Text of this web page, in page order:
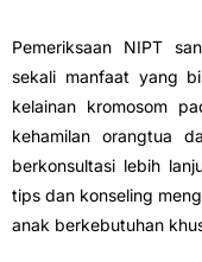
Pemeriksaan NIPT
sekali manfaat yang
kelainan kromosom
kehamilan orangtua
berkonsultasi lebih
tips dan konseling
anak berkebutuhan